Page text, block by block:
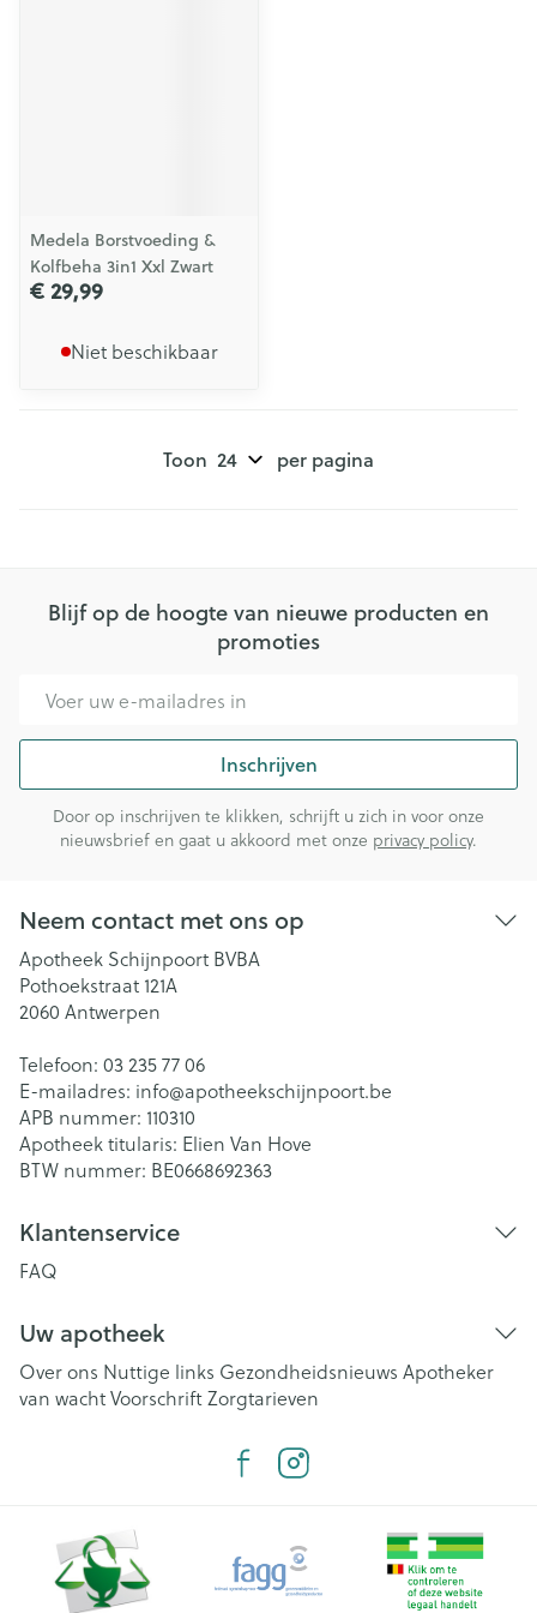
Medela Borstvoeding &
Kolfbeha 3in1 Xxl Zwart
€ 29,99
Niet beschikbaar
Toon per pagina
Blijf op de hoogte van nieuwe producten en
promoties
Inschrijven
Door op inschrijven te klikken, schrijft u zich in voor onze
nieuwsbrief en gaat u akkoord met onze privacy policy.
Neem contact met ons op
Apotheek Schijnpoort BVBA
Pothoekstraat 121A
2060 Antwerpen
Telefoon: 03 235 77 06
E-mailadres: info@apotheekschijnpoort.be
APB nummer: 110310
Apotheek titularis: Elien Van Hove
BTW nummer: BE0668692363
Klantenservice
FAQ
Uw apotheek
Over ons Nuttige links Gezondheidsnieuws Apotheker
van wachtVoorschriftZorgtarieven